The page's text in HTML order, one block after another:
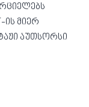
ის მიერ
აუთსორსი